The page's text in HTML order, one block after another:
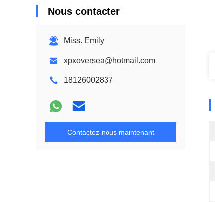
Nous contacter
Miss. Emily
xpxoversea@hotmail.com
18126002837
Contactez-nous maintenant